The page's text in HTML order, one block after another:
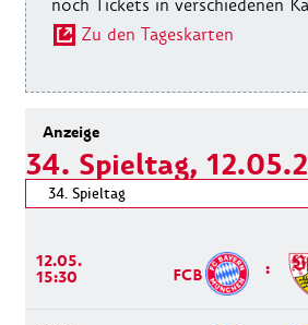
noch Tickets in verschiedenen
Zu den Tageskarten
34. Spieltag,
12.05.2018
12.05.
15:30 FCB :